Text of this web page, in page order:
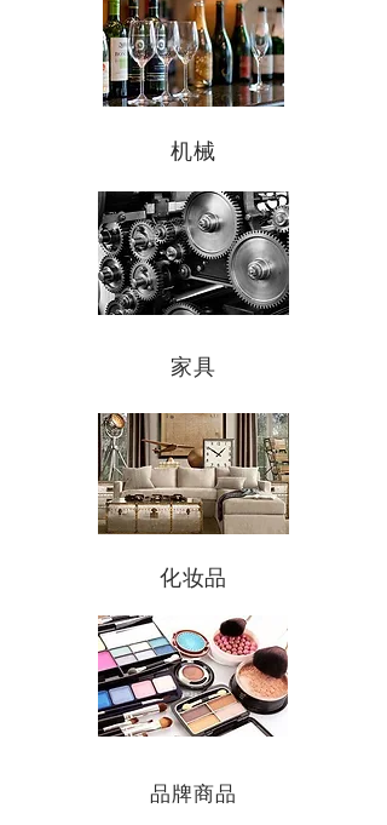
机械
家具
化妆品
品牌商品